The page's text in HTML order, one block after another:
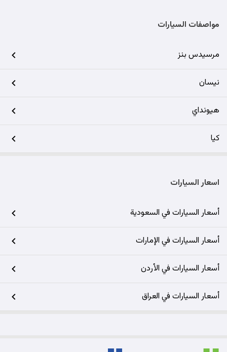
مواصفات السيارات
مرسيدس بنز
نيسان
هيونداي
كيا
اسعار السيارات
أسعار السيارات في السعودية
أسعار السيارات في الإمارات
أسعار السيارات في الأردن
أسعار السيارات في العراق